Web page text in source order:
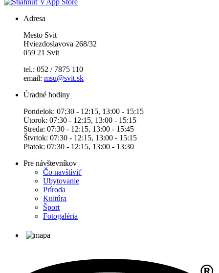
Adresa
Mesto Svit
Hviezdoslavova 268/32
059 21 Svit
tel.: 052 / 7875 110
email: msu@svit.sk
Úradné hodiny
Pondelok: 07:30 - 12:15, 13:00 - 15:15
Utorok: 07:30 - 12:15, 13:00 - 15:15
Streda: 07:30 - 12:15, 13:00 - 15:45
Štvrtok: 07:30 - 12:15, 13:00 - 15:15
Piatok: 07:30 - 12:15, 13:00 - 13:30
Pre návštevníkov
Čo navštíviť
Ubytovanie
Príroda
Kultúra
Šport
Fotogaléria